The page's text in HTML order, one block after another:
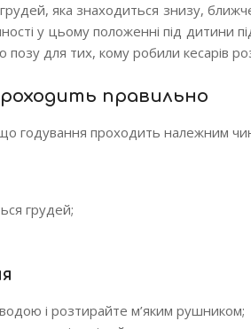
яка знаходиться знизу,
у цьому положенні під дитини
для тих, кому робили кесарів
правильно
годування проходить належним
грудей;
і розтирайте м’яким рушником;